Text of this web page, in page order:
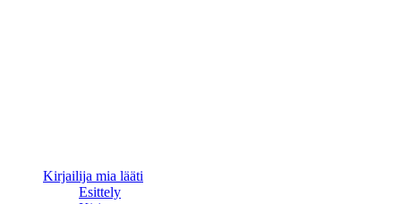
Kirjailija mia lääti
Esittely